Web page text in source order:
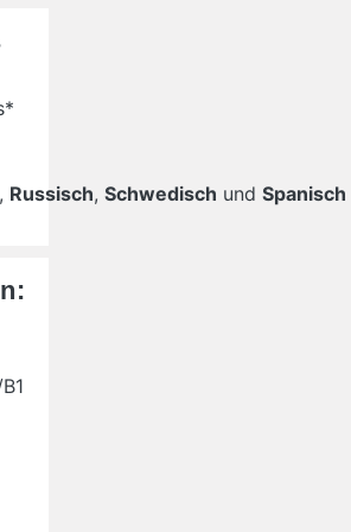
, Russisch, Schwedisch und Spanisch